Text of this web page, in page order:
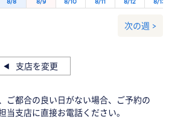
次の週 >
支店を変更
ご都合の良い日がない場合、ご予約の
当支店に直接お電話ください。